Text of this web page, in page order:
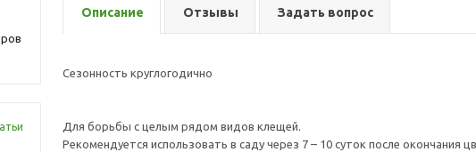
Описание Отзывы Задать вопрос
Сезонность круглогодично
Для борьбы с целым рядом видов клещей.
Рекомендуется использовать в саду через 7 – 10 суток после окончания